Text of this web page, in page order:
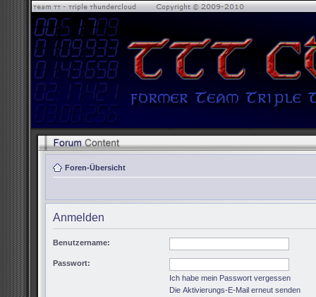
Foren-Übersicht
Anmelden
Benutzername:
Passwort:
Ich habe mein Passwort vergessen
Die Aktivierungs-E-Mail erneut senden